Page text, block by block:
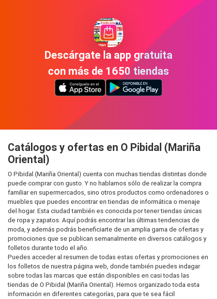
Descárgate la app gratuita
con más de 1650 tiendas
Catálogos y ofertas en O Pibidal (Mariña
Oriental)
O Pibidal (Mariña Oriental) cuenta con muchas tiendas distintas donde
puede comprar con gusto. Y no hablamos sólo de realizar la compra
familiar en supermercados, sino otros productos como ordenadores o
muebles que puedes encontrar en tiendas de informática o menaje
del hogar. Esta ciudad también es conocida por tener tiendas únicas
de ropa y zapatos. Aquí podrás encontrar las últimas tendencias de
moda, y además podrás beneficiarte de un amplia gama de ofertas y
promociones que se publican semanalmente en diversos catálogos y
folletos durante todo el año.
Puedes acceder al resumen de todas estas ofertas y promociones en
los folletos de nuestra página web, donde también puedes indagar
sobre todas las marcas que están disponibles en casi todas las
tiendas de O Pibidal (Mariña Oriental). Hemos organizado toda esta
información en diferentes categorías, para que te sea fácil